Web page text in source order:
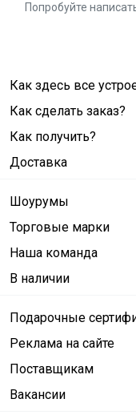
Попробуйте
Как здесь все
Как сделать заказ?
Как получить?
Доставка
Шоурумы
Торговые марки
Наша команда
В наличии
Подарочные
Реклама на сайте
Поставщикам
Вакансии